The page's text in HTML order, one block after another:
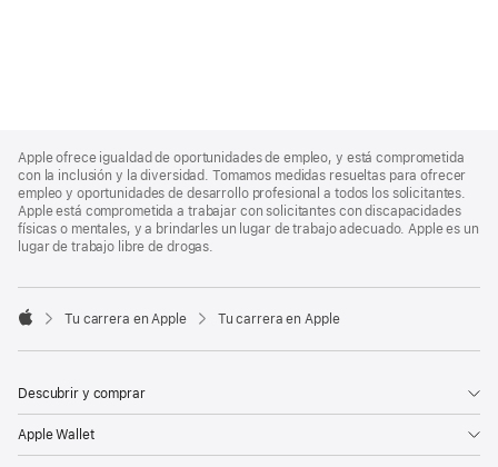
Footer
Apple ofrece igualdad de oportunidades de empleo, y está comprometida
con la inclusión y la diversidad. Tomamos medidas resueltas para ofrecer
empleo y oportunidades de desarrollo profesional a todos los solicitantes.
Apple está comprometida a trabajar con solicitantes con discapacidades
físicas o mentales, y a brindarles un lugar de trabajo adecuado. Apple es un
lugar de trabajo libre de drogas.

Tu carrera en Apple Tu carrera en Apple
Descubrir y comprar
Apple Wallet